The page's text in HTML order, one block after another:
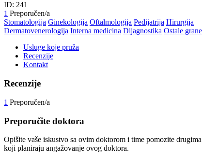
ID: 241
1 Preporučen/a
Stomatologija Ginekologija Oftalmologija Pedijatrija Hirurgija
Dermatovenerologija Interna medicina Dijagnostika Ostale grane
Usluge koje pruža
Recenzije
Kontakt
Recenzije
1 Preporučen/a
Preporučite doktora
Opišite vaše iskustvo sa ovim doktorom i time pomozite drugima
koji planiraju angažovanje ovog doktora.